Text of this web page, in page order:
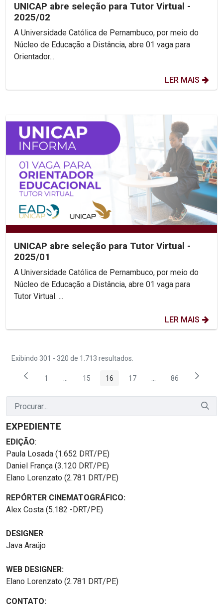
UNICAP abre seleção para Tutor Virtual -
2025/02
A Universidade Católica de Pernambuco, por meio do
Núcleo de Educação a Distância, abre 01 vaga para
Orientador...
LER MAIS
UNICAP abre seleção para Tutor Virtual -
2025/01
A Universidade Católica de Pernambuco, por meio do
Núcleo de Educação a Distância, abre 01 vaga para
Tutor Virtual. ...
LER MAIS
Exibindo 301 - 320 de 1.713 resultados.
Página
1 Páginas intermediárias Usar ABA para navegar.
Página
15 Página
16 Página
17 PáginasPágina
86
EXPEDIENTE
EDIÇÃO:
Paula Losada (1.652 DRT/PE)
Daniel França (3.120 DRT/PE)
Elano Lorenzato (2.781 DRT/PE)
REPÓRTER CINEMATOGRÁFICO:
Alex Costa (5.182 -DRT/PE)
DESIGNER:
Java Araújo
WEB DESIGNER:
Elano Lorenzato (2.781 DRT/PE)
CONTATO: